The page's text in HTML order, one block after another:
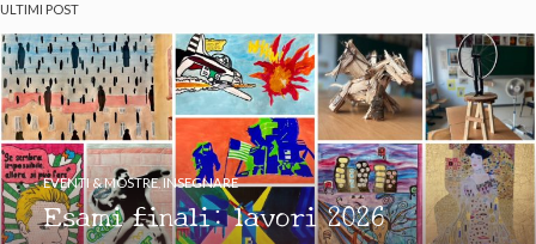
ULTIMI POST
Esami finali: lavori 2026
EVENTI & MOSTRE,INSEGNARE